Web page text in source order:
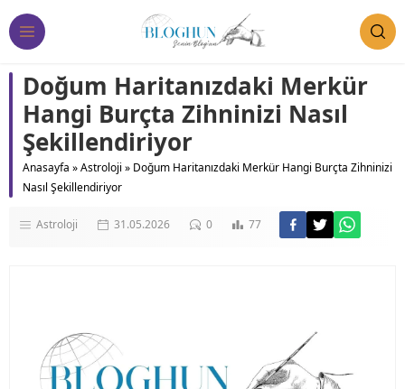
Doğum Haritanızdaki Merkür
Hangi Burçta Zihninizi Nasıl
Şekillendiriyor
Anasayfa »Astroloji » Doğum Haritanızdaki Merkür Hangi Burçta Zihninizi
Nasıl Şekillendiriyor
Astroloji 31.05.2026 0 77